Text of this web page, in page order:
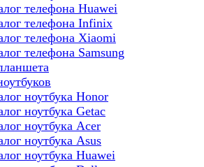
телефона Huawei
телефона Infinix
телефона Xiaomi
телефона Samsung
ноутбука Honor
ноутбука Getac
ноутбука Acer
ноутбука Asus
ноутбука Huawei